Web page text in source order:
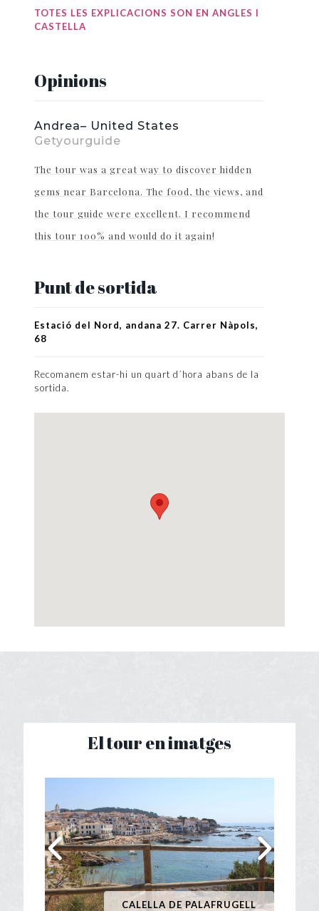
TOTES LES EXPLICACIONS SON EN ANGLES I
CASTELLA
Opinions
The tour was a great way to discover hidden
gems near Barcelona. The food, the views, and
the tour guide were excellent. I recommend
this tour 100% and would do it again!
Andrea– United States
Getyourguide
Punt de sortida
Estació del Nord, andana 27. Carrer Nàpols,
68
Recomanem estar-hi un quart d´hora abans de la
sortida.
El tour en imatges
CALELLA DE PALAFRUGELL